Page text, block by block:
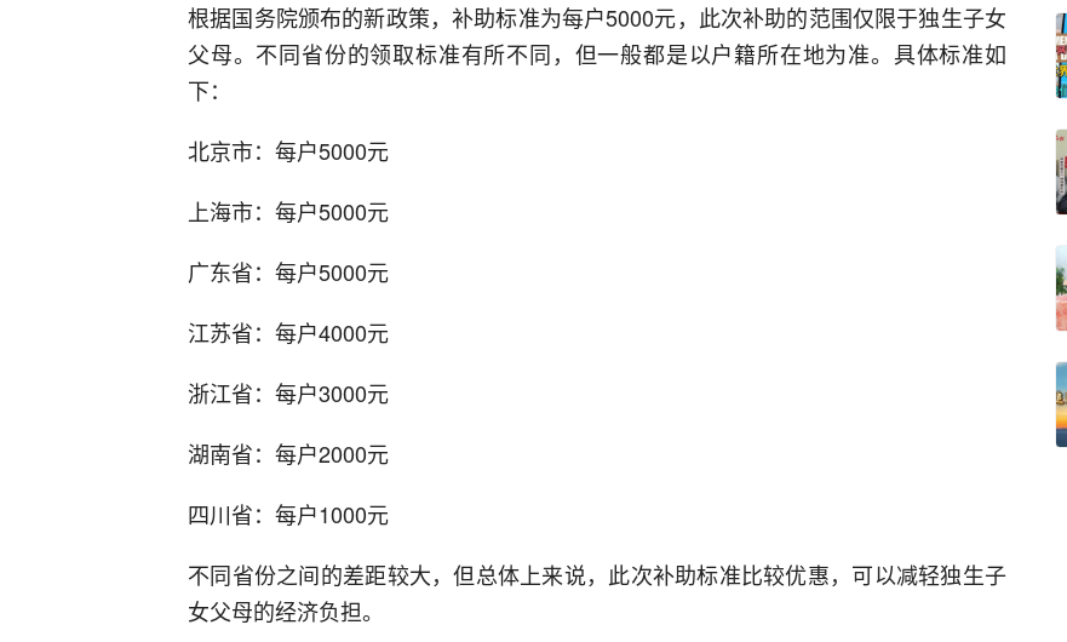
根据国务院颁布的新政策，补助标准为每户5000元，此次补助的范围仅限于独生子女
父母。不同省份的领取标准有所不同，但一般都是以户籍所在地为准。具体标准如
下：
北京市：每户5000元
上海市：每户5000元
广东省：每户5000元
江苏省：每户4000元
浙江省：每户3000元
湖南省：每户2000元
四川省：每户1000元
不同省份之间的差距较大，但总体上来说，此次补助标准比较优惠，可以减轻独生子
女父母的经济负担。